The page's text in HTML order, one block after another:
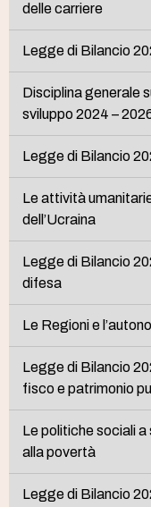
delle carriere
Legge di Bilancio
Disciplina generale
sviluppo 2024 –
Legge di Bilancio
Le attività
dell’Ucraina
Legge di Bilancio
difesa
Le Regioni e
Legge di Bilancio
fisco e patrimonio
Le politiche sociali
alla povertà
Legge di Bilancio